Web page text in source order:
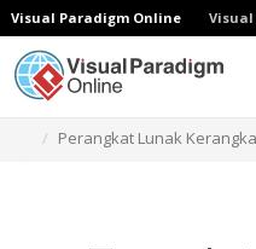
Visual Paradigm Online Visual
Perangkat Lunak